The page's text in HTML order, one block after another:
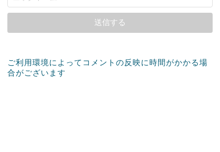
ご利用環境によってコメントの反映に時間がかかる場
合がございます